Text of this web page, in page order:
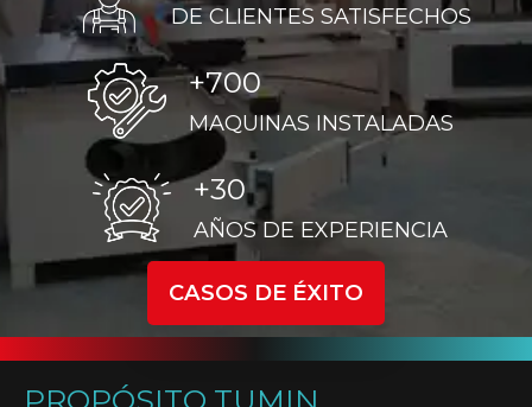
DE CLIENTES SATISFECHOS
+700
MAQUINAS INSTALADAS
+30
AÑOS DE EXPERIENCIA
CASOS DE ÉXITO
PROPÓSITO TUMIN